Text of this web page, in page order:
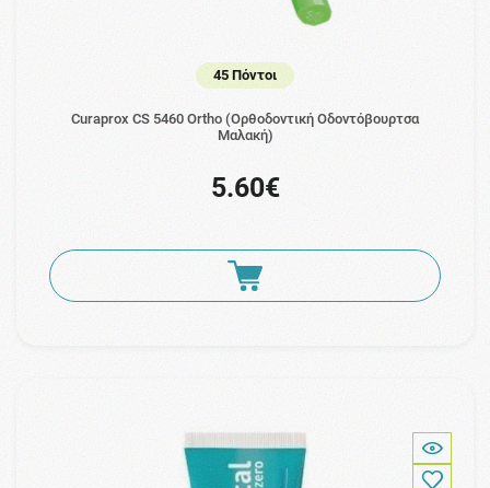
45 Πόντοι
Curaprox CS 5460 Ortho (Ορθοδοντική Οδοντόβουρτσα
Μαλακή)
5.60€